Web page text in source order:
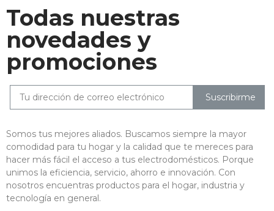
Todas nuestras
novedades y
promociones
Suscribirme
Somos tus mejores aliados. Buscamos siempre la mayor
comodidad para tu hogar y la calidad que te mereces para
hacer más fácil el acceso a tus electrodomésticos. Porque
unimos la eficiencia, servicio, ahorro e innovación. Con
nosotros encuentras productos para el hogar, industria y
tecnología en general.